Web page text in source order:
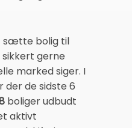
sætte bolig til
sikkert gerne
marked siger. I
de sidste 6
boliger udbudt
aktivt